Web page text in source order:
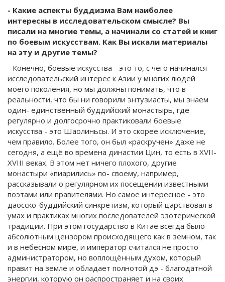
- Какие аспекты буддизма Вам наиболее
интересны в исследовательском смысле? Вы
писали на многие темы, а начинали со статей и книг
по боевым искусствам. Как Вы искали материалы
на эту и другие темы?
- Конечно, боевые искусства - это то, с чего начинался
исследовательский интерес к Азии у многих людей
моего поколения, но мы должны понимать, что в
реальности, что бы ни говорили энтузиасты, мы знаем
один- единственный буддийский монастырь, где
регулярно и долгосрочно практиковали боевые
искусства - это Шаолиньсы. И это скорее исключение,
чем правило. Более того, он был «раскручен» даже не
сегодня, а ещё во времена династии Цин, то есть в XVII-
XVIII веках. В этом нет ничего плохого, другие
монастыри «пиарились» по- своему, например,
рассказывали о регулярном их посещении известными
поэтами или правителями. Но самое интересное - это
даосско-буддийский синкретизм, который царствовал в
умах и практиках многих последователей эзотерической
традиции. При этом государство в Китае всегда было
абсолютным цензором происходящего как в земном, так
и в небесном мире, и император считался не просто
администратором, но воплощённым духом, который
правит на земле и обладает полнотой дэ - благодатной
энергии, которую он распространяет и на своих